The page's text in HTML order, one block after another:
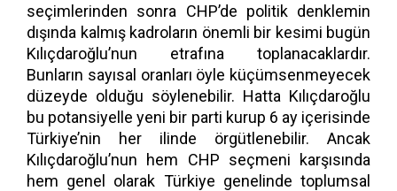
seçimlerinden sonra CHP’de politik denklemin
dışında kalmış kadroların önemli bir kesimi bugün
Kılıçdaroğlu’nun etrafına toplanacaklardır.
Bunların sayısal oranları öyle küçümsenmeyecek
düzeyde olduğu söylenebilir. Hatta Kılıçdaroğlu
bu potansiyelle yeni bir parti kurup 6 ay içerisinde
Türkiye’nin her ilinde örgütlenebilir. Ancak
Kılıçdaroğlu’nun hem CHP seçmeni karşısında
hem genel olarak Türkiye genelinde toplumsal